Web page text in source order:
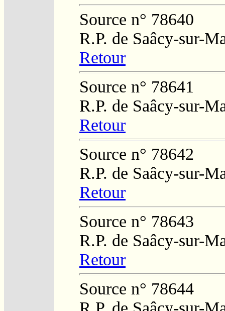
Source n° 78640
R.P. de Saâcy-sur-
Retour
Source n° 78641
R.P. de Saâcy-sur-
Retour
Source n° 78642
R.P. de Saâcy-sur-
Retour
Source n° 78643
R.P. de Saâcy-sur-
Retour
Source n° 78644